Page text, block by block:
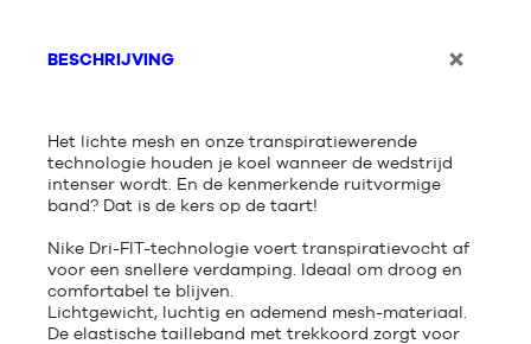
BESCHRIJVING
Het lichte mesh en onze transpiratiewerende
technologie houden je koel wanneer de wedstrijd
intenser wordt. En de kenmerkende ruitvormige
band? Dat is de kers op de taart!
Nike Dri-FIT-technologie voert transpiratievocht af
voor een snellere verdamping. Ideaal om droog en
comfortabel te blijven.
Lichtgewicht, luchtig en ademend mesh-materiaal.
De elastische tailleband met trekkoord zorgt voor